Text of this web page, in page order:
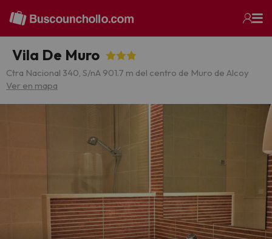
Vila De Muro
Ctra Nacional 340, S/nA 901.7 m del centro de Muro de Alcoy
Ver en mapa